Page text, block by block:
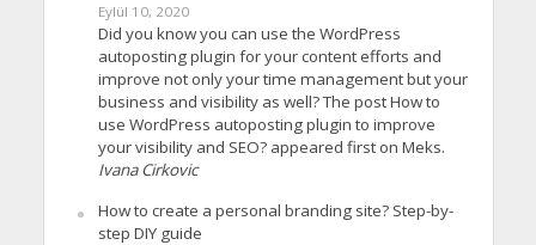
Eylül 10, 2020
Did you know you can use the WordPress
autoposting plugin for your content efforts and
improve not only your time management but your
business and visibility as well? The post How to
use WordPress autoposting plugin to improve
your visibility and SEO? appeared first on Meks.
Ivana Cirkovic
How to create a personal branding site? Step-by-
step DIY guide